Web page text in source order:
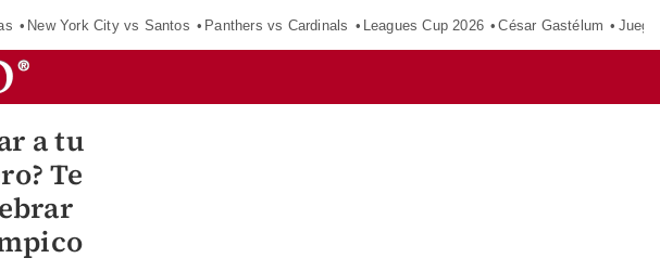
New York City vs Santos Panthers vs Cardinals Leagues Cup 2026 César Gastélum
a tu
Te